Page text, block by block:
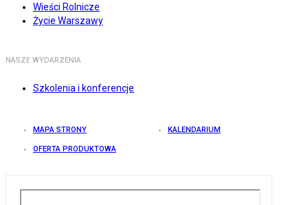
Wieści Rolnicze
Życie Warszawy
NASZE WYDARZENIA
Szkolenia i konferencje
MAPA STRONY KALENDARIUM
OFERTA PRODUKTOWA